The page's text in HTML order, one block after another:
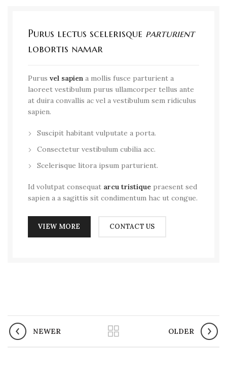
Purus lectus scelerisque parturient
lobortis namar
Purus vel sapien a mollis fusce parturient a
laoreet vestibulum purus ullamcorper tellus ante
at duira convallis ac vel a vestibulum sem ridiculus
sapien.
Suscipit habitant vulputate a porta.
Consectetur vestibulum cubilia acc.
Scelerisque litora ipsum parturient.
Id volutpat consequat arcu tristique praesent sed
sapien a a sagittis sit condimentum hac ut congue.
VIEW MORE CONTACT US
NEWER OLDER